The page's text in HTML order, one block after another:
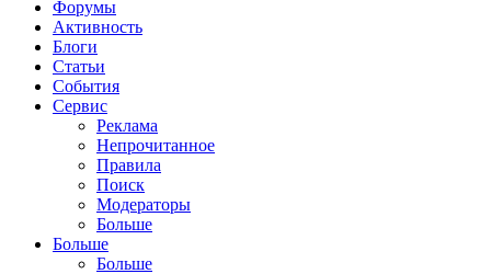
Форумы
Активность
Блоги
Статьи
События
Сервис
Реклама
Непрочитанное
Правила
Поиск
Модераторы
Больше
Больше
Больше